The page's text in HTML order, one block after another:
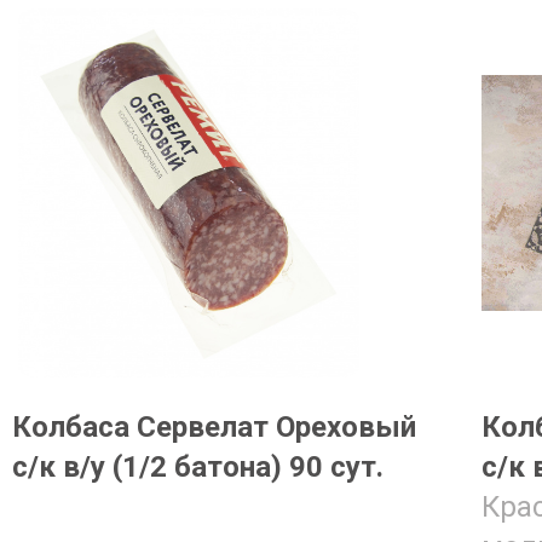
Колбаса Сервелат Ореховый
с/к в/у (1/2 батона) 90 сут.
с/к